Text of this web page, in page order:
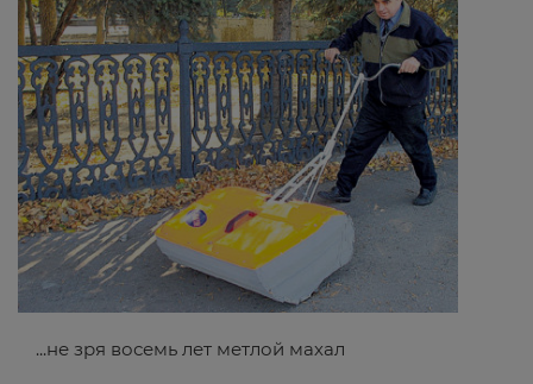
...не зря восемь лет метлой махал